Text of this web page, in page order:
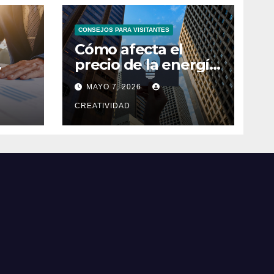
CONSEJOS PARA VISITANTES
Cómo afecta el
precio de la energía
a las empresas
españolas
MAYO 7, 2026
CREATIVIDAD